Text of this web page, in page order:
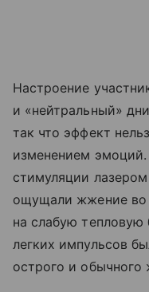
Настроение
и «нейтральный»
так что эффект
изменением
стимуляции
ощущали жжение во
на слабую тепловую
легких импульсов
острого и обычного